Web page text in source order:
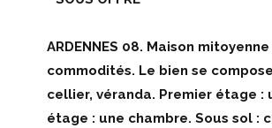
ARDENNES 08. Maison
commodités. Le bien se
cellier, véranda. Premier étage :
étage : une chambre. Sous sol :